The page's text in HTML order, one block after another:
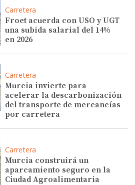
Carretera
Froet acuerda con USO y UGT
una subida salarial del 14%
en 2026
Carretera
Murcia invierte para
acelerar la descarbonización
del transporte de mercancías
por carretera
Carretera
Murcia construirá un
aparcamiento seguro en la
Ciudad Agroalimentaria